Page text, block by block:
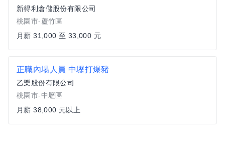
新得利倉儲股份有限公司
桃園市-蘆竹區
月薪 31,000 至 33,000 元
正職內場人員 中壢打爆豬
乙樂股份有限公司
桃園市-中壢區
月薪 38,000 元以上